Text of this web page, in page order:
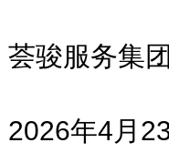
服务集团
年4月23